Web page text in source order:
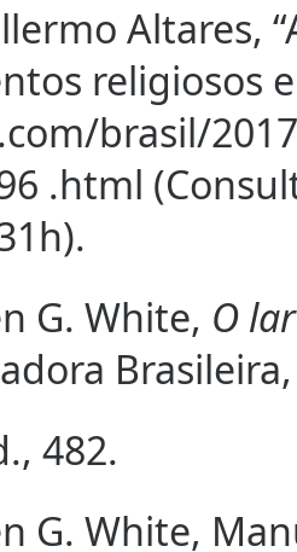
Altares,
religiosos
brasil/
.html
G. White, O
482.
G. White,